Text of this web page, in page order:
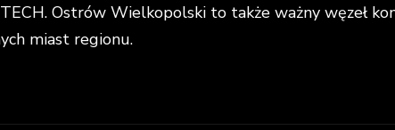
Ostrów Wielkopolski to także ważny węzeł
miast regionu.